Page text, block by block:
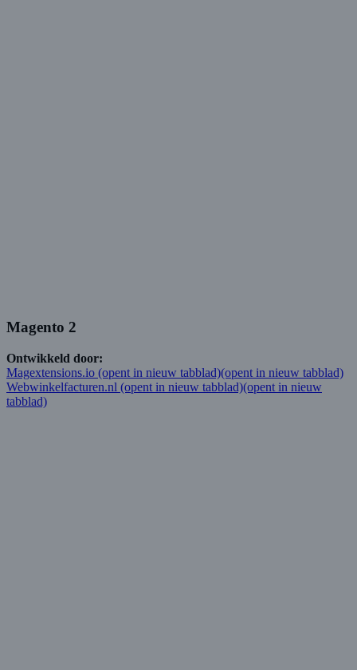
Magento 2
Ontwikkeld door:
Magextensions.io (opent in nieuw tabblad)(opent in nieuw tabblad)
Webwinkelfacturen.nl (opent in nieuw tabblad)(opent in nieuw
tabblad)